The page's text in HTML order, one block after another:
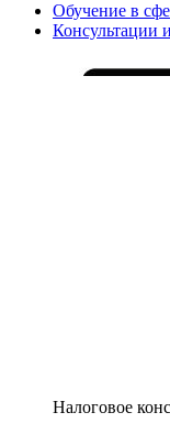
Обучение в
Консультации
Налоговое